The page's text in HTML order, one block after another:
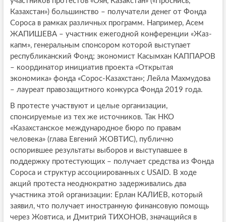
Казахстан») большинство – получатели денег от Фонда
Сороса в рамках различных программ. Например, Асем
ЖАПИШЕВА – участник ежегодной конференции «Жаз-
капм», генеральным спонсором которой выступает
республиканский Фонд; экономист Касымхан КАППАРОВ
– координатор инициатив проекта «Открытая
экономика» фонда «Сорос-Казахстан»; Лейла Махмудова
– лауреат правозащитного конкурса Фонда 2019 года.
В протесте участвуют и целые организации,
спонсируемые из тех же источников. Так НКО
«Казахстанское международное бюро по правам
человека» (глава Евгений ЖОВТИС), публично
оспорившее результаты выборов и выступавшее в
поддержку протестующих – получает средства из Фонда
Сороса и структур ассоциированных с USAID. В ходе
акций протеста неоднократно задерживались два
участника этой организации: Ерлан КАЛИЕВ, который
заявил, что получает иностранную финансовую помощь
через Жовтиса, и Дмитрий ТИХОНОВ, значащийся в